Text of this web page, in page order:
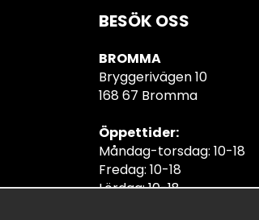
BESÖK OSS
BROMMA
Bryggerivägen 10
168 67 Bromma
Öppettider:
Måndag-torsdag: 10-18
Fredag: 10-18
Lördag: 10-18